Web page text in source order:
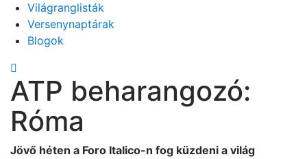
Világranglisták
Versenynaptárak
Blogok

ATP beharangozó:
Róma
Jövő héten a Foro Italico-n fog küzdeni a világ